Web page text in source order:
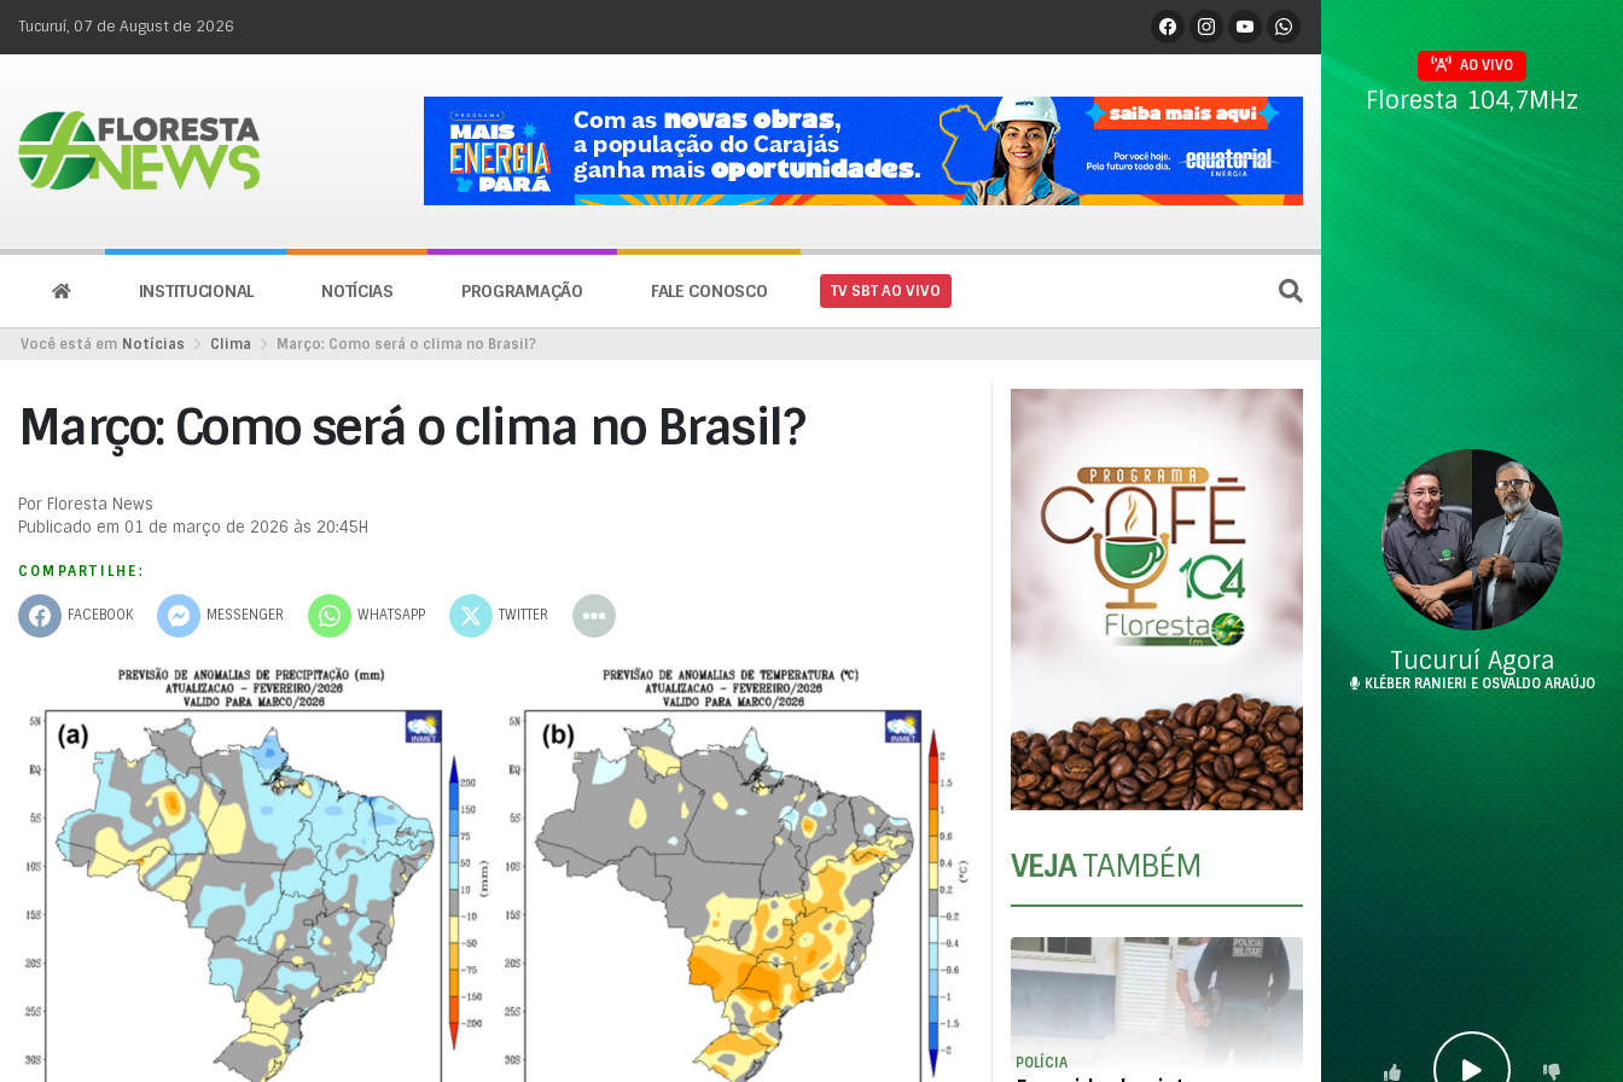
Tucuruí, 07 de August de 2026
INSTITUCIONAL NOTÍCIAS PROGRAMAÇÃO FALE CONOSCO TV SBT AO VIVO
Você está em Notícias Clima Março: Como será o clima no Brasil?
Março: Como será o clima no Brasil?
Por Floresta News
Publicado em 01 de março de 2026 às 20:45H
COMPARTILHE:
FACEBOOK MESSENGER WHATSAPP TWITTER
VEJATAMBÉM
POLÍCIA
AO VIVO
Floresta 104,7MHz
Tucuruí Agora
KLÉBER RANIERI E OSVALDO ARAÚJO